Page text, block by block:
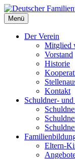
Deutscher
Landesverband Berlin
Menü
Der Verein
Mitglied
Vorstand
Historie
Kontakt
Schuldner-
Eltern-